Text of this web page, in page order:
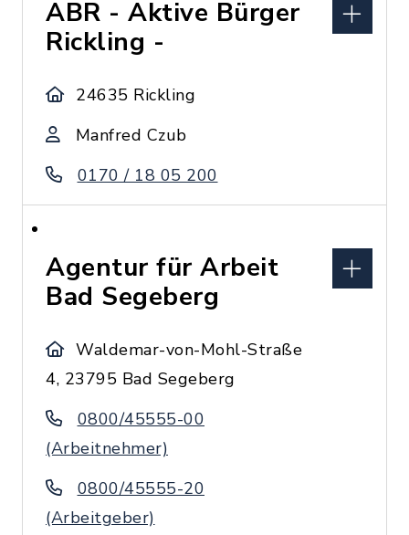
ABR - Aktive Bürger
Rickling -
24635 Rickling
Manfred Czub
0170 / 18 05 200
Agentur für Arbeit
Bad Segeberg
Waldemar-von-Mohl-Straße
4, 23795 Bad Segeberg
0800/45555-00
(Arbeitnehmer)
0800/45555-20
(Arbeitgeber)